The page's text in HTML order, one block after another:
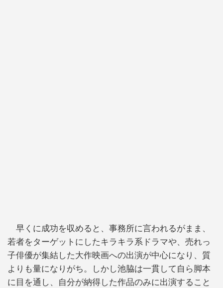
早くに成功を収めると、事務所に言われるがまま、
若者をターゲットにしたキラキラ系ドラマや、売れっ
子俳優が集結した大作映画への出演が中心になり、質
よりも量になりがち。しかし池脇は一貫して自ら脚本
に目を通し、自分が納得した作品のみに出演すること